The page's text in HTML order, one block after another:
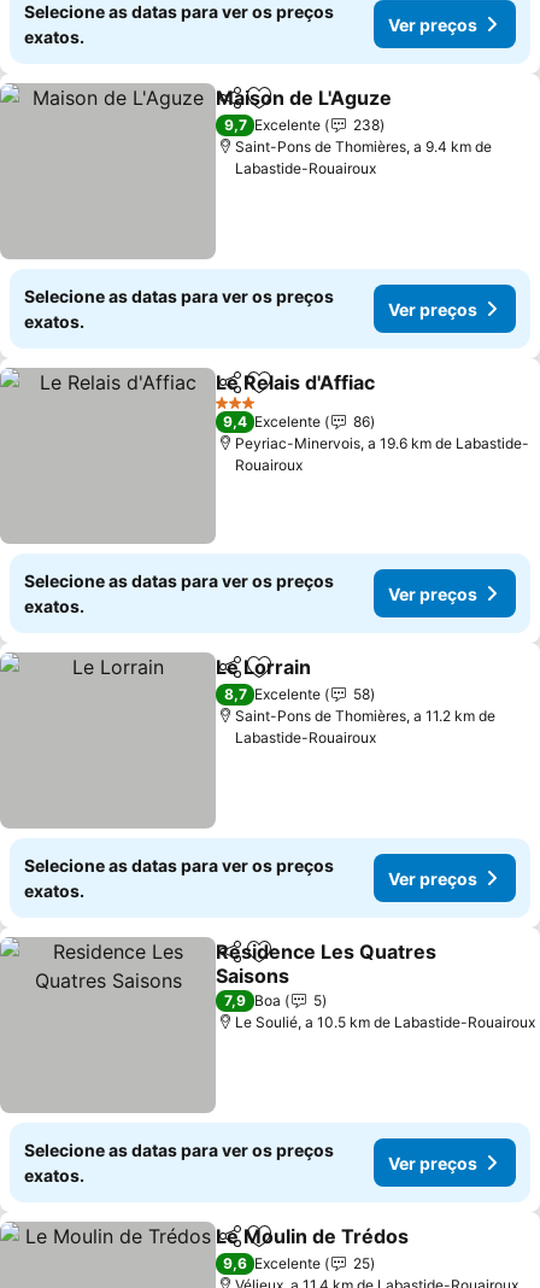
Selecione as datas para ver os preços
exatos.
Ver preços
PartilharAdicionar aos favoritos
Maison de L'Aguze
9,7 Excelente
238
Saint-Pons de Thomières, a 9.4 km de
Labastide-Rouairoux
Selecione as datas para ver os preços
exatos.
Ver preços
PartilharAdicionar aos favoritos
Le Relais d'Affiac
3 Estrelas
9,4 Excelente
86
Peyriac-Minervois, a 19.6 km de Labastide-
Rouairoux
Selecione as datas para ver os preços
exatos.
Ver preços
PartilharAdicionar aos favoritos
Le Lorrain
8,7 Excelente
58
Saint-Pons de Thomières, a 11.2 km de
Labastide-Rouairoux
Selecione as datas para ver os preços
exatos.
Ver preços
PartilharAdicionar aos favoritos
Residence Les Quatres
Saisons
Ver preços
7,9 Boa
5
Le Soulié, a 10.5 km de Labastide-Rouairoux
Selecione as datas para ver os preços
exatos.
Ver preços
PartilharAdicionar aos favoritos
Le Moulin de Trédos
9,6 Excelente
25